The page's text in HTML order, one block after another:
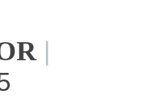
|